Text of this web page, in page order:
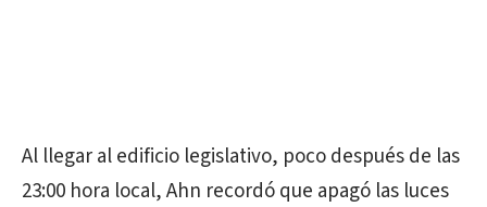
Al llegar al edificio legislativo, poco después de las
23:00 hora local, Ahn recordó que apagó las luces